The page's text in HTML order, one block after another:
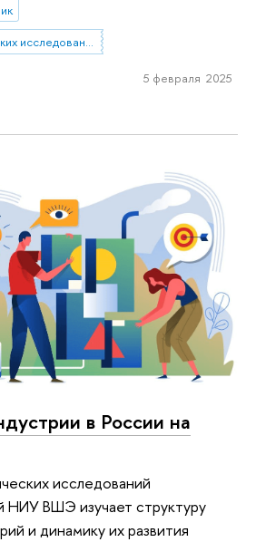
Институт статистических исследований и экономики знаний
5 февраля 2025
в России на
исследований
НИУ ВШЭ изучает структуру
и динамику их развития